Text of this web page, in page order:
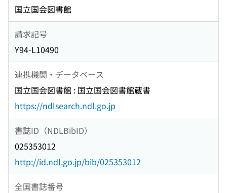
国立国会図書館
請求記号
Y94-L10490
連携機関・データベース
国立国会図書館 : 国立国会図書館蔵書
https://ndlsearch.ndl.go.jp
書誌ID（NDLBibID）
025353012
http://id.ndl.go.jp/bib/025353012
全国書誌番号